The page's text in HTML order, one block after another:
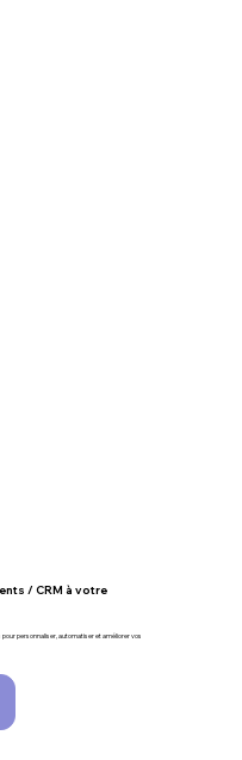
/ CRM à votre
personnaliser, automatiser et améliorer vos